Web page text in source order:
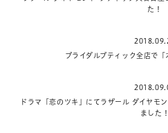
た！
ブライダルブティック全店で
ドラマ「恋のツキ」にてラザール ダイヤモ
ました！